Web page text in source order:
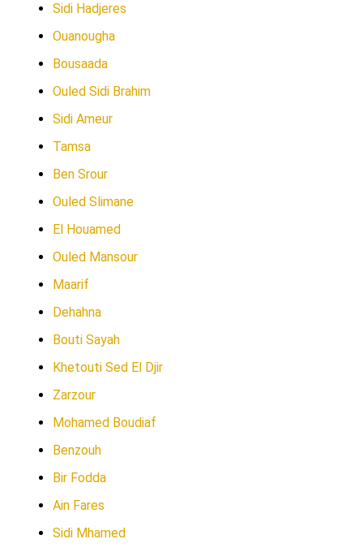
Sidi Hadjeres
Ouanougha
Bousaada
Ouled Sidi Brahim
Sidi Ameur
Tamsa
Ben Srour
Ouled Slimane
El Houamed
Ouled Mansour
Maarif
Dehahna
Bouti Sayah
Khetouti Sed El Djir
Zarzour
Mohamed Boudiaf
Benzouh
Bir Fodda
Ain Fares
Sidi Mhamed